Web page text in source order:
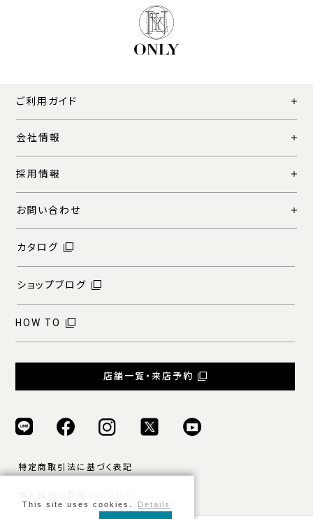
ご利用ガイド
会社情報
採用情報
お問い合わせ
カタログ
ショップブログ
HOW TO
店舗一覧・来店予約
特定商取引法に基づく表記
This site uses cookies. Details